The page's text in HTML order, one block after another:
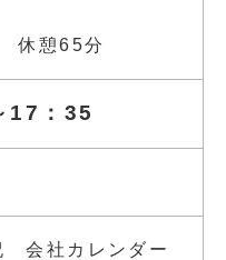
休憩65分
17：35
会社カレンダー